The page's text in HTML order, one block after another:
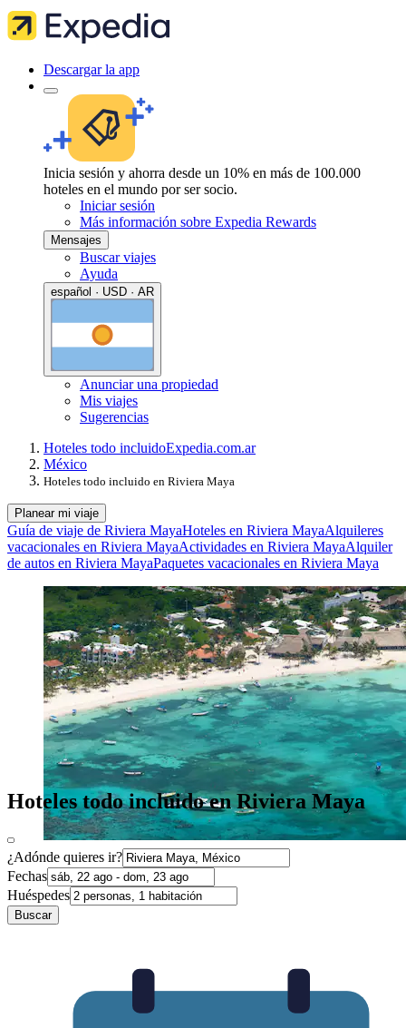
Descargar la app
Inicia sesión y ahorra desde un 10% en más de 100.000
hoteles en el mundo por ser socio.
Iniciar sesión
Más información sobre Expedia Rewards
Mensajes
Buscar viajes
Ayuda
español · USD · AR
Anunciar una propiedad
Mis viajes
Sugerencias
Hoteles todo incluidoExpedia.com.ar
México
Hoteles todo incluido en Riviera Maya
Planear mi viaje
Guía de viaje de Riviera MayaHoteles en Riviera MayaAlquileres
vacacionales en Riviera MayaActividades en Riviera MayaAlquiler
de autos en Riviera MayaPaquetes vacacionales en Riviera Maya
Hoteles todo incluido en Riviera Maya
¿Adónde quieres ir?
Fechas
Huéspedes
Buscar